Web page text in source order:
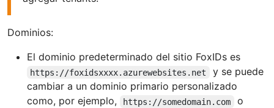
Dominios:
El dominio predeterminado del sitio FoxIDs es
https://foxidsxxxx.azurewebsites.net
y se puede
cambiar a un dominio primario personalizado
como, por ejemplo,
https://somedomain.com o